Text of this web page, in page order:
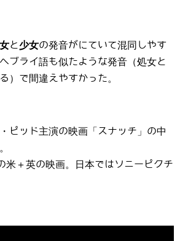
と少女の発音がにていて混同しやす
ブライ語も似たような発音（処女と
）で間違えやすかった。
ピッド主演の映画「スナッチ」の中
米＋英の映画。日本ではソニーピクチ